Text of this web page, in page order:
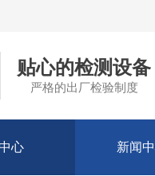
贴心的检测设备
严格的出厂检验制度
心 新闻